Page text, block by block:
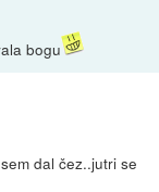
bogu
dal čez..jutri se